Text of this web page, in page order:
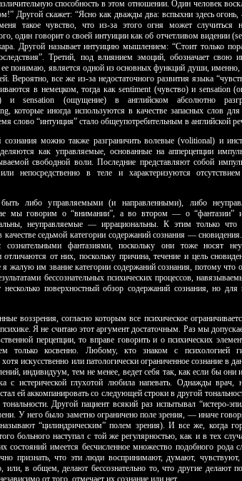
способность в этом отноше­нии. Один человек
Другой скажет: “Ясно как дважды два: вспыхни здесь
такое чувство, что из-за этого огня может случиться
один говорит о своей интуиции как об отчетливом видении
Другой называет интуицию мыш­лением: “Стоит только
Третий, под влиянием эмоций, обозначает свою
ее понимаю, является одной из основных функций души, именно,
Вероятно, все же из-за недостаточного развития языка
в немецком, тогда как sentiment (чувство) и sensation
и sensation (ощущение) в английском абсолютно
которые иногда используются в качестве запасных слов для
слово “интуиция” стало общеупотребительным в английской
можно также разграничить волевые (volitional) и
как управляемые, основанные на апперцепции
свободной воли. Последние представляют собой
непос­редственно в теле и характеризуются
быть либо управляемыми (и направленными), либо
мы говорим о “внимании”, а во втором — о “фантазии”
неуправляемые — иррациональны. К этим только что
седьмой категории содержаний сознания —
фантазиями, по­скольку они тоже носят
от них, поскольку причина, течение и цель
жалую им звание категории содержаний сознания, потому что
бессознательных психических процессов,
поверхностный обзор содержаний сознания, но
воззрения, согласно которым все психическое
Я не считаю этот аргумент достаточным. Раз мы
перцепции, то вправе говорить и о психических
только косвенно. Любому, кто знаком с психологией
искус­ственно или патологически ограниченное сознание в
индивидуум, тем не менее, ведет себя так, как если бы они
с истерической глухотой любила напевать. Однажды врач,
ей аккомпанировать со следующей строки в другой
Другой пациент всякий раз испытывал “истеро-
У него было заметно ограничено поле зрения, — иначе
“ци­линдрическим” полем зрения). И все же, когда
больного наступал с той же регулярностью, как и в тех
состояний имеется бесчисленное множество подобного рода
признать, что эти люди воспринимают, ду­мают,
или, в общем, делают бессознательно то, что другие делают